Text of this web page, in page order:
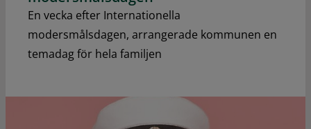
En vecka efter Internationella
modersmålsdagen, arrangerade kommunen en
temadag för hela familjen